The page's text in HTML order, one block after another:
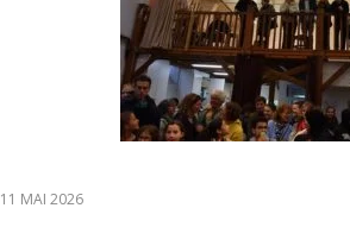
11 MAI 2026